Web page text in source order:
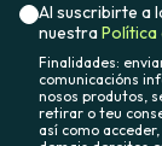
Al suscribirte a
nuestraPolítica
Finalidades:
comunicacións
nosos produtos,
retirar o teu
así como